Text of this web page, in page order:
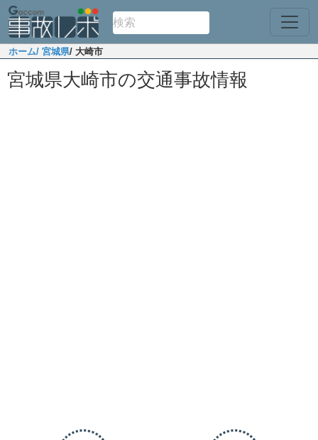
ホーム/ 宮城県/ 大崎市
宮城県大崎市の交通事故情報